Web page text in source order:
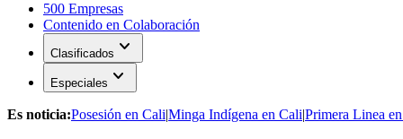
500 Empresas
Contenido en Colaboración
Clasificados expand_more
Especiales expand_more
Es noticia:Posesión en Cali|Minga Indígena en Cali|Primera Linea